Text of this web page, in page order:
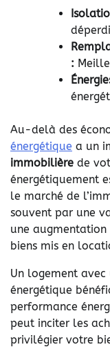
:
Au-delà des
énergétique a un
immobilière de
énergétiquement
le marché de
souvent par une
une
biens mis en
Un logement
énergétique
performance
peut inciter les
privilégier votre